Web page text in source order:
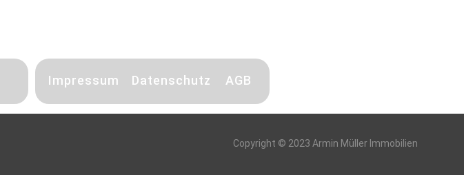
Impressum Datenschutz AGB
Copyright © 2023 Armin Müller Immobilien